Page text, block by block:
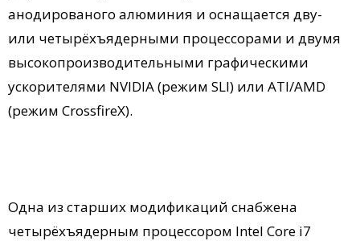
анодированого алюминия и оснащается дву-
или четырёхъядерными процессорами и двумя
высокопроизводительными графическими
ускорителями NVIDIA (режим SLI) или ATI/AMD
(режим CrossfireX).
Одна из старших модификаций снабжена
четырёхъядерным процессором Intel Core i7